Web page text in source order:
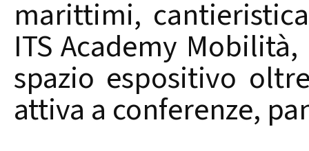
marittimi,
ITS Academy
spazio espositivo
attiva a conferenze,